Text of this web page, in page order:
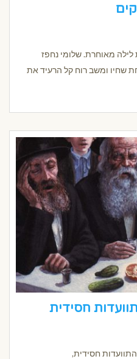
מאוחרת. שלומי נחפז
שחיו ומשב רוח קל הרעיד את
חסידית
חסידית,